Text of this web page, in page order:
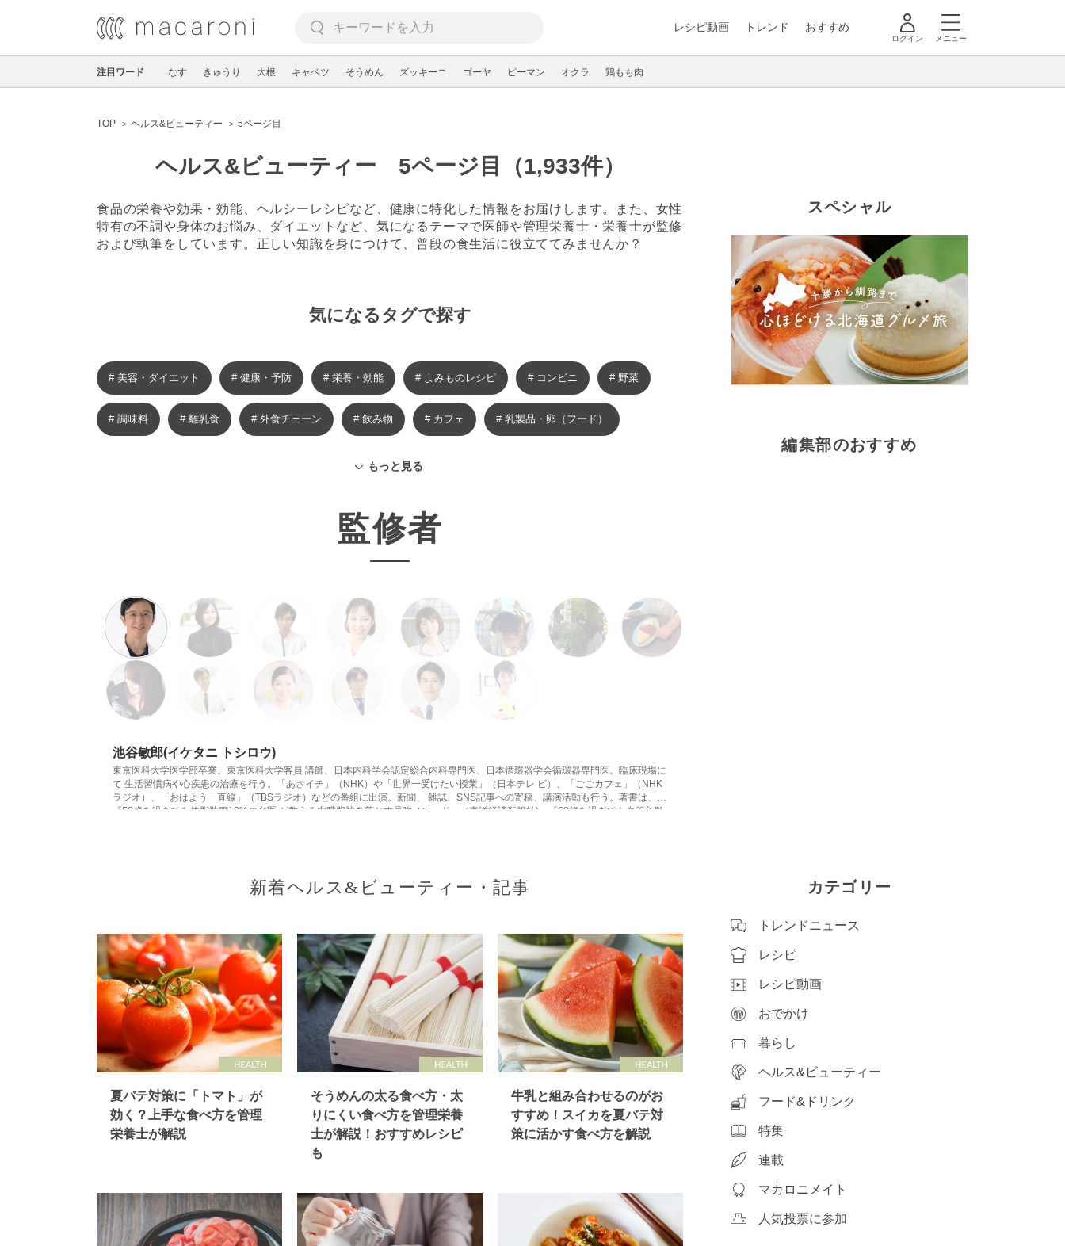
レシピ動画 トレンド おすすめ
ログイン メニュー
注目ワード なす きゅうり 大根 キャベツ そうめん ズッキーニ ゴーヤ ピーマン オクラ 鶏もも肉
TOP ヘルス&ビューティー 5ページ目
ヘルス&ビューティー 5ページ目（1,933件）
食品の栄養や効果・効能、ヘルシーレシピなど、健康に特化した情報をお届けします。また、女性
特有の不調や身体のお悩み、ダイエットなど、気になるテーマで医師や管理栄養士・栄養士が監修
および執筆をしています。正しい知識を身につけて、普段の食生活に役立ててみませんか？
気になるタグで探す
# 美容・ダイエット # 健康・予防 # 栄養・効能 # よみものレシピ # コンビニ # 野菜
# 調味料 # 離乳食 # 外食チェーン # 飲み物 # カフェ # 乳製品・卵（フード）
# 高タンパク
もっと見る
監修者
池谷敏郎(イケタニ トシロウ)
東京医科大学医学部卒業。東京医科大学客員 講師、日本内科学会認定総合内科専門医、日本循環器学会循環器専門医。臨床現場に
て 生活習慣病や心疾患の治療を行う。「あさイチ」（NHK）や「世界一受けたい授業」（日本テレ ビ）、「ごごカフェ」（NHK
ラジオ）、「おはよう一直線」（TBSラジオ）などの番組に出演。新聞、 雑誌、SNS記事への寄稿、講演活動も行う。著書は、
『50歳を過ぎても体脂肪率10%の名医 が教える内臓脂肪を落とす最強メソッド』（東洋経済新報社)、『60歳を過ぎても血管年齢
新着ヘルス&ビューティー・記事
夏バテ対策に「トマト」が
効く？上手な食べ方を管理
栄養士が解説
そうめんの太る食べ方・太
りにくい食べ方を管理栄養
士が解説！おすすめレシピ
も
牛乳と組み合わせるのがお
すすめ！スイカを夏バテ対
策に活かす食べ方を解説
スペシャル
編集部のおすすめ
カテゴリー
トレンドニュース
レシピ
レシピ動画
おでかけ
暮らし
ヘルス&ビューティー
フード&ドリンク
特集
連載
マカロニメイト
人気投票に参加